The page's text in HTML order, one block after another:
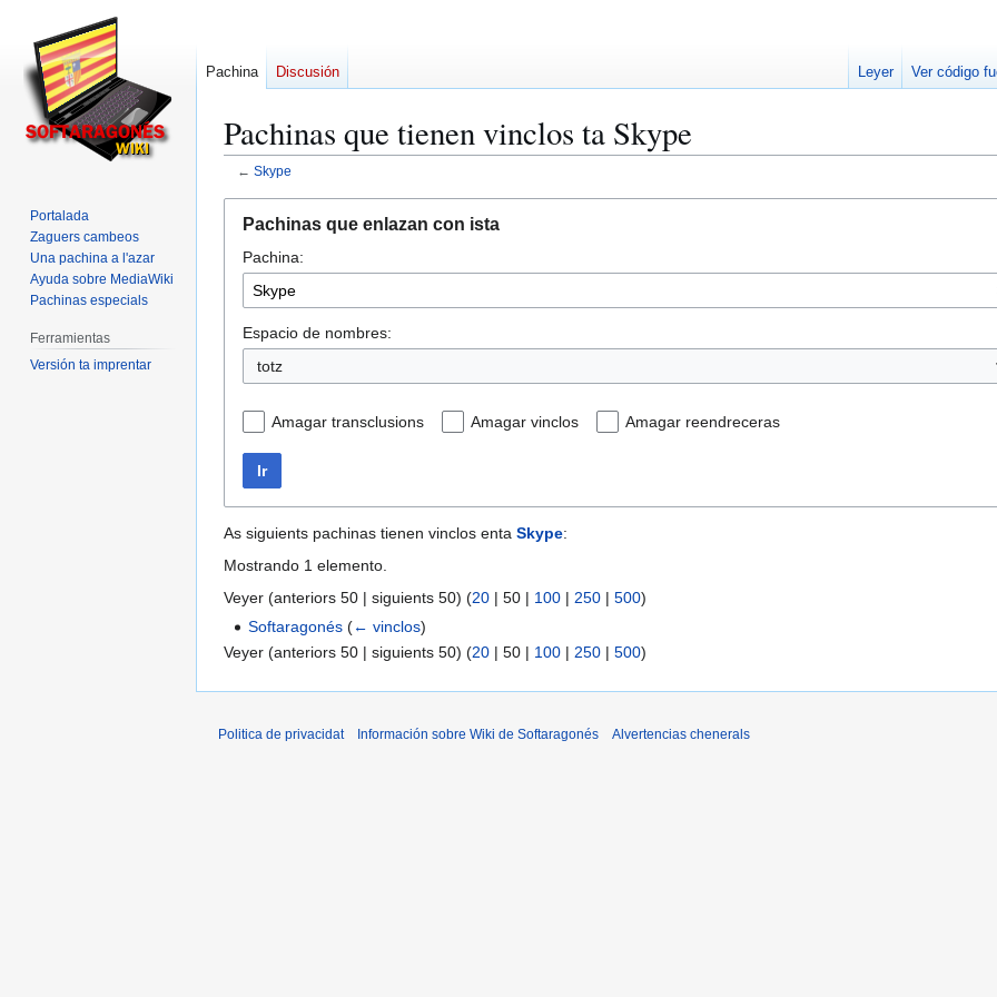
Pachinas que tienen vinclos ta Skype
← Skype
navegación
búsqueda
Pachinas que enlazan con ista
Pachina:
Espacio de nombres:
totz
Amagar transclusions Amagar vinclos Amagar reendreceras
Ir
As siguients pachinas tienen vinclos enta Skype:
Mostrando 1 elemento.
Veyer (anteriors 50 | siguients 50) (20 | 50 | 100 | 250 | 500)
Softaragonés (← vinclos)
Veyer (anteriors 50 | siguients 50) (20 | 50 | 100 | 250 | 500)
Pachina Discusión Leyer Ver código
Portalada
Zaguers cambeos
Una pachina a l'azar
Ayuda sobre MediaWiki
Pachinas especials
Ferramientas
Versión ta imprentar
Politica de privacidat Información sobre Wiki de Softaragonés Alvertencias chenerals